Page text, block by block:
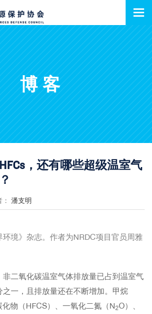
博客
，还有哪些超级温室气
潘支明
环境》杂志。作者为NRDC项目官员周雅
非二氧化碳温室气体排放量已占到温室气
之一，且排放量还在不断增加。甲烷
化物（HFCS）、一氧化二氮（N2O）、